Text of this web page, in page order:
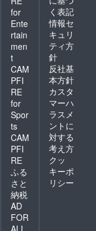
for
Ente
rtain
men
t
CAM
PFI
RE
for
Spor
ts
CAM
PFI
RE
ふる
さと
納税
AD
FOR
く表記
情報セ
キュリ
ティ方
針
反社基
本方針
カスタ
マーハ
ラスメ
ントに
対する
考え方
クッ
キーポ
リシー